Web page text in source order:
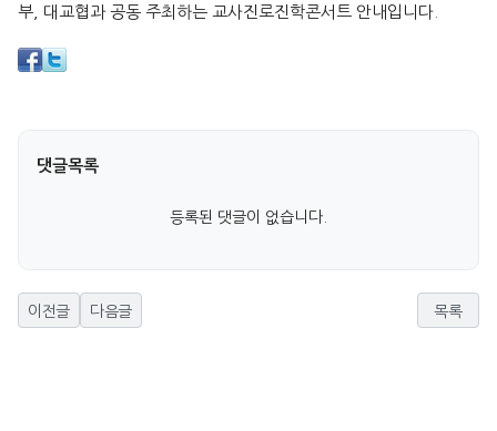
부, 대교협과 공동 주최하는 교사진로진학콘서트 안내입니다.
댓글목록
등록된 댓글이 없습니다.
이전글 다음글 목록